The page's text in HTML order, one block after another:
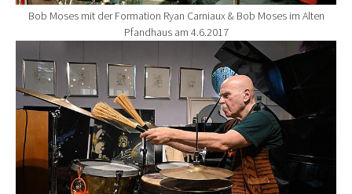
Bob Moses mit der Formation Ryan Carniaux & Bob Moses im Alten
Pfandhaus am 4.6.2017
Show larger version for: